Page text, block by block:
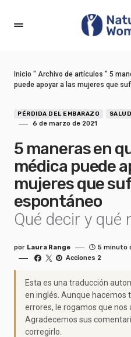
Inicio " Archivo de artículos " 5
puede apoyar a las mujeres que
PÉRDIDA DEL EMBARAZO
6 de marzo de 2021
5 maneras en
médica puede
mujeres que
espontáneo
Qué decir y qué
por Laura Range
5 minuto
Acciones 2
Esta es una traducción
en inglés. Aunque hacemos
errores, le rogamos que nos
Agradecemos sus
corregirlo.